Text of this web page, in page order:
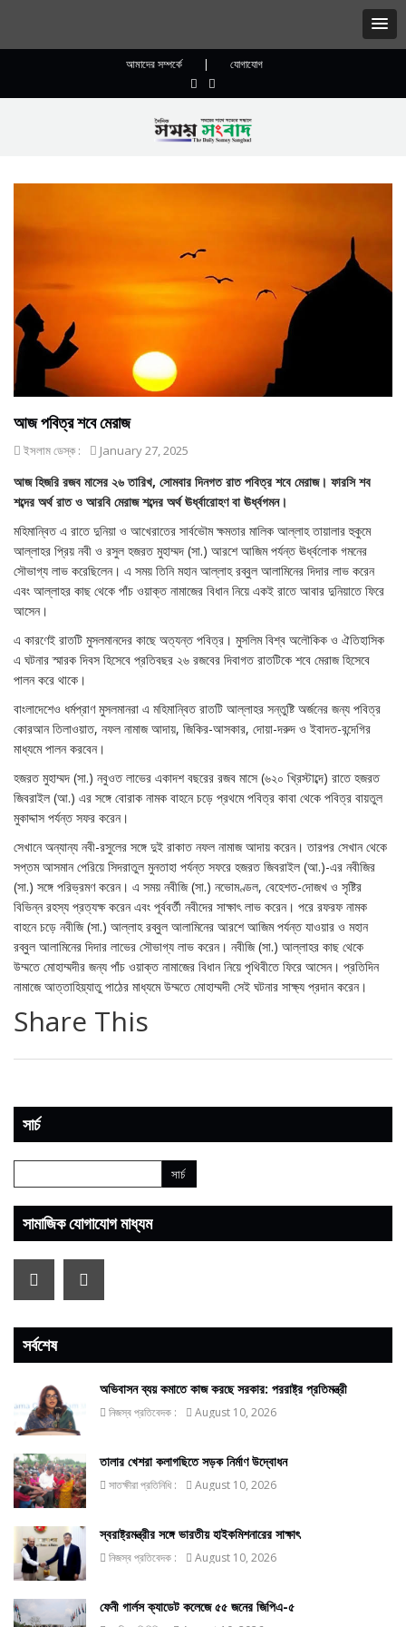
আমাদের সম্পর্কে | যোগাযোগ
আজ পবিত্র শবে মেরাজ
ইসলাম ডেস্ক : January 27, 2025
আজ হিজরি রজব মাসের ২৬ তারিখ, সোমবার দিনগত রাত পবিত্র শবে মেরাজ। ফারসি শব
শব্দের অর্থ রাত ও আরবি মেরাজ শব্দের অর্থ ঊর্ধ্বারোহণ বা ঊর্ধ্বগমন।
মহিমান্বিত এ রাতে দুনিয়া ও আখেরাতের সার্বভৌম ক্ষমতার মালিক আল্লাহ তায়ালার হুকুমে
আল্লাহর প্রিয় নবী ও রসুল হজরত মুহাম্মদ (সা.) আরশে আজিম পর্যন্ত ঊর্ধ্বলোক গমনের
সৌভাগ্য লাভ করেছিলেন। এ সময় তিনি মহান আল্লাহ রব্বুল আলামিনের দিদার লাভ করেন
এবং আল্লাহর কাছ থেকে পাঁচ ওয়াক্ত নামাজের বিধান নিয়ে একই রাতে আবার দুনিয়াতে ফিরে
আসেন।
এ কারণেই রাতটি মুসলমানদের কাছে অত্যন্ত পবিত্র। মুসলিম বিশ্ব অলৌকিক ও ঐতিহাসিক
এ ঘটনার স্মারক দিবস হিসেবে প্রতিবছর ২৬ রজবের দিবাগত রাতটিকে শবে মেরাজ হিসেবে
পালন করে থাকে।
বাংলাদেশেও ধর্মপ্রাণ মুসলমানরা এ মহিমান্বিত রাতটি আল্লাহর সন্তুষ্টি অর্জনের জন্য পবিত্র
কোরআন তিলাওয়াত, নফল নামাজ আদায়, জিকির-আসকার, দোয়া-দরুদ ও ইবাদত-বন্দেগির
মাধ্যমে পালন করবেন।
হজরত মুহাম্মদ (সা.) নবুওত লাভের একাদশ বছরের রজব মাসে (৬২০ খ্রিস্টাব্দে) রাতে হজরত
জিবরাইল (আ.) এর সঙ্গে বোরাক নামক বাহনে চড়ে প্রথমে পবিত্র কাবা থেকে পবিত্র বায়তুল
মুকাদ্দাস পর্যন্ত সফর করেন।
সেখানে অন্যান্য নবী-রসুলের সঙ্গে দুই রাকাত নফল নামাজ আদায় করেন। তারপর সেখান থেকে
সপ্তম আসমান পেরিয়ে সিদরাতুল মুনতাহা পর্যন্ত সফরে হজরত জিবরাইল (আ.)-এর নবীজির
(সা.) সঙ্গে পরিভ্রমণ করেন। এ সময় নবীজি (সা.) নভোমণ্ডল, বেহেশত-দোজখ ও সৃষ্টির
বিভিন্ন রহস্য প্রত্যক্ষ করেন এবং পূর্ববর্তী নবীদের সাক্ষাৎ লাভ করেন। পরে রফরফ নামক
বাহনে চড়ে নবীজি (সা.) আল্লাহ রব্বুল আলামিনের আরশে আজিম পর্যন্ত যাওয়ার ও মহান
রব্বুল আলামিনের দিদার লাভের সৌভাগ্য লাভ করেন। নবীজি (সা.) আল্লাহর কাছ থেকে
উম্মতে মোহাম্মদীর জন্য পাঁচ ওয়াক্ত নামাজের বিধান নিয়ে পৃথিবীতে ফিরে আসেন। প্রতিদিন
নামাজে আত্তাহিয়্যাতু পাঠের মাধ্যমে উম্মতে মোহাম্মদী সেই ঘটনার সাক্ষ্য প্রদান করেন।
Share This
সার্চ
সামাজিক যোগাযোগ মাধ্যম
সর্বশেষ
অভিবাসন ব্যয় কমাতে কাজ করছে সরকার: পররাষ্ট্র প্রতিমন্ত্রী
নিজস্ব প্রতিবেদক : August 10, 2026
তালার খেশরা কলাগছিতে সড়ক নির্মাণ উদ্বোধন
সাতক্ষীরা প্রতিনিধি : August 10, 2026
স্বরাষ্ট্রমন্ত্রীর সঙ্গে ভারতীয় হাইকমিশনারের সাক্ষাৎ
নিজস্ব প্রতিবেদক : August 10, 2026
ফেনী গার্লস ক্যাডেট কলেজে ৫৫ জনের জিপিএ-৫